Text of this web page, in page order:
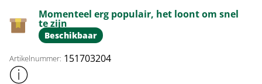
Momenteel erg populair, het loont om snel
te zijn
Beschikbaar
Artikelnummer: 151703204
Toon meer productinformatie